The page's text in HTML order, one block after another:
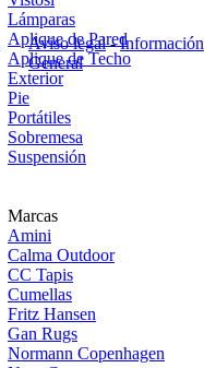
Lámparas
Aplique de Pared
Aplique de Techo
Exterior
Pie
Portátiles
Sobremesa
Suspensión
Marcas
Amini
Calma Outdoor
CC Tapis
Cumellas
Fritz Hansen
Gan Rugs
Normann Copenhagen
Aviso legal-Información
General